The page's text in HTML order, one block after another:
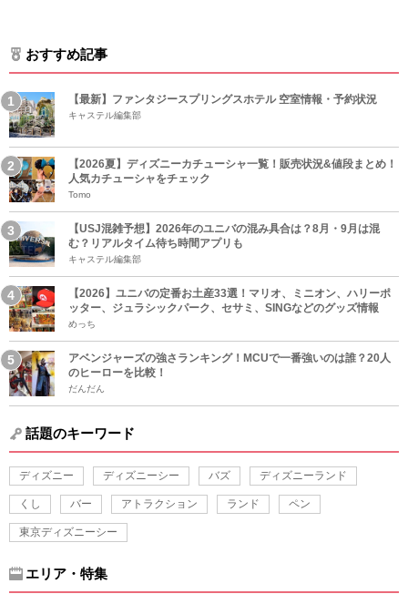
おすすめ記事
【最新】ファンタジースプリングスホテル 空室情報・予約状況
キャステル編集部
【2026夏】ディズニーカチューシャ一覧！販売状況&値段まとめ！
人気カチューシャをチェック
Tomo
【USJ混雑予想】2026年のユニバの混み具合は？8月・9月は混
む？リアルタイム待ち時間アプリも
キャステル編集部
【2026】ユニバの定番お土産33選！マリオ、ミニオン、ハリーポ
ッター、ジュラシックパーク、セサミ、SINGなどのグッズ情報
めっち
アベンジャーズの強さランキング！MCUで一番強いのは誰？20人
のヒーローを比較！
だんだん
話題のキーワード
ディズニー ディズニーシー バズ ディズニーランド
くし バー アトラクション ランド ペン
東京ディズニーシー
エリア・特集